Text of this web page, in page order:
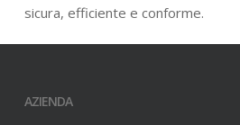
sicura, efficiente e conforme.
AZIENDA